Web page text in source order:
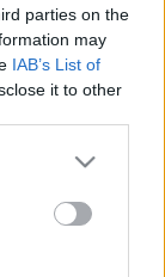
parties on the
may
IAB’s List of
it to other
more Google
may click to
tags to
below Google